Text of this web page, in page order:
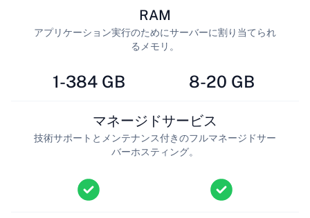
1-384 GB
RAM
アプリケーション実行のためにサーバーに割り当てられ
るメモリ。
8-20 GB
マネージドサービス
技術サポートとメンテナンス付きのフルマネージドサー
バーホスティング。